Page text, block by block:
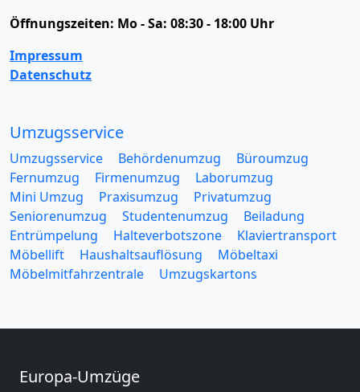
Öffnungszeiten: Mo - Sa: 08:30 - 18:00 Uhr
Impressum
Datenschutz
Umzugsservice
Umzugsservice Behördenumzug
Büroumzug
Fernumzug
Firmenumzug
Laborumzug
Mini Umzug
Praxisumzug
Privatumzug
Seniorenumzug
Studentenumzug
Beiladung
Entrümpelung
Halteverbotszone
Klaviertransport
Möbellift
Haushaltsauflösung
Möbeltaxi
Möbelmitfahrzentrale
Umzugskartons
Europa-Umzüge